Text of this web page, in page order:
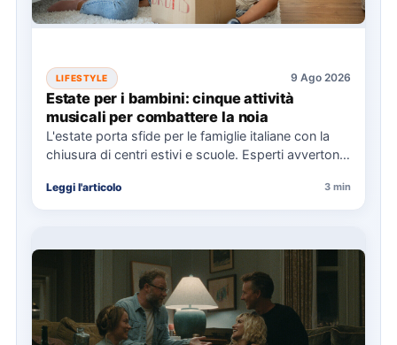
LIFESTYLE 9 Ago 2026
Estate per i bambini: cinque attività
musicali per combattere la noia
L'estate porta sfide per le famiglie italiane con la
chiusura di centri estivi e scuole. Esperti avvertono
Leggi l'articolo 3 min